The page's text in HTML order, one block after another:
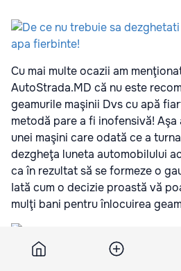
Cu mai multe ocazii am
AutoStrada.MD că nu este
geamurile maşinii Dvs cu apă
metodă pare a fi inofensivă!
unei maşini care odată ce a
dezgheţa luneta automobilului
ca în rezultat să se formeze o
Iată cum o decizie proastă vă
mulţi bani pentru înlocuirea